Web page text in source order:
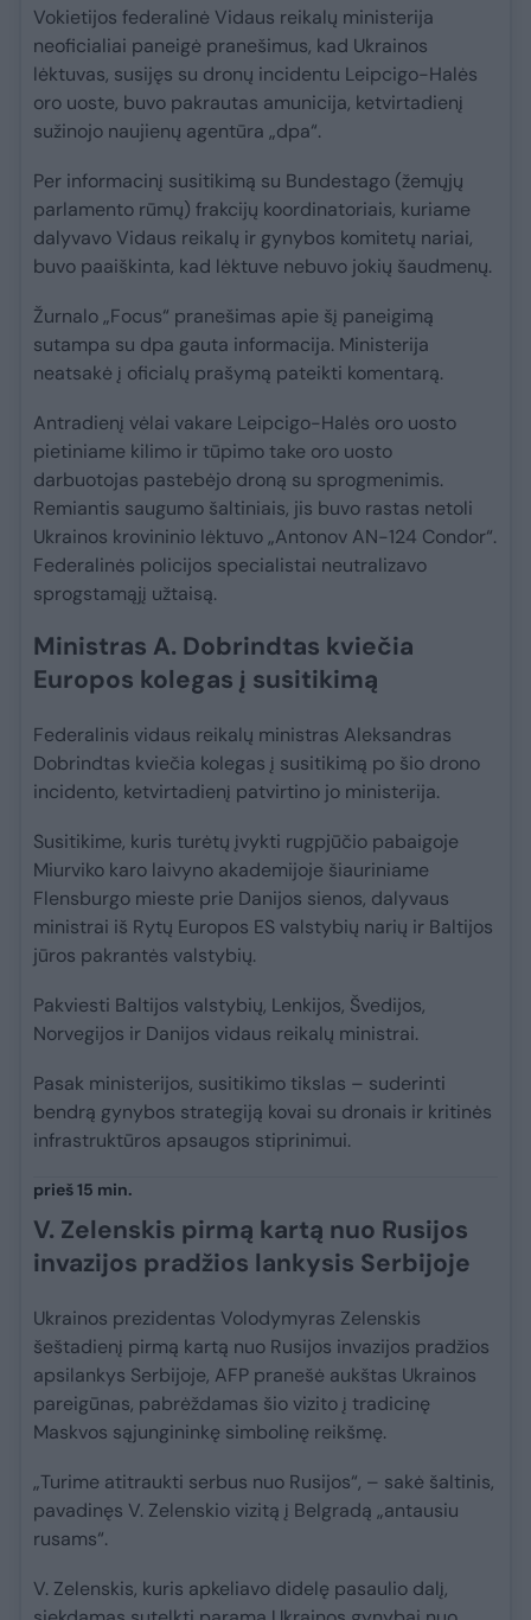
Vokietijos federalinė Vidaus reikalų ministerija
neoficialiai paneigė pranešimus, kad Ukrainos
lėktuvas, susijęs su dronų incidentu Leipcigo-Halės
oro uoste, buvo pakrautas amunicija, ketvirtadienį
sužinojo naujienų agentūra „dpa“.
Per informacinį susitikimą su Bundestago (žemųjų
parlamento rūmų) frakcijų koordinatoriais, kuriame
dalyvavo Vidaus reikalų ir gynybos komitetų nariai,
buvo paaiškinta, kad lėktuve nebuvo jokių šaudmenų.
Žurnalo „Focus“ pranešimas apie šį paneigimą
sutampa su dpa gauta informacija. Ministerija
neatsakė į oficialų prašymą pateikti komentarą.
Antradienį vėlai vakare Leipcigo-Halės oro uosto
pietiniame kilimo ir tūpimo take oro uosto
darbuotojas pastebėjo droną su sprogmenimis.
Remiantis saugumo šaltiniais, jis buvo rastas netoli
Ukrainos krovininio lėktuvo „Antonov AN-124 Condor“.
Federalinės policijos specialistai neutralizavo
sprogstamąjį užtaisą.
Ministras A. Dobrindtas kviečia
Europos kolegas į susitikimą
Federalinis vidaus reikalų ministras Aleksandras
Dobrindtas kviečia kolegas į susitikimą po šio drono
incidento, ketvirtadienį patvirtino jo ministerija.
Susitikime, kuris turėtų įvykti rugpjūčio pabaigoje
Miurviko karo laivyno akademijoje šiauriniame
Flensburgo mieste prie Danijos sienos, dalyvaus
ministrai iš Rytų Europos ES valstybių narių ir Baltijos
jūros pakrantės valstybių.
Pakviesti Baltijos valstybių, Lenkijos, Švedijos,
Norvegijos ir Danijos vidaus reikalų ministrai.
Pasak ministerijos, susitikimo tikslas – suderinti
bendrą gynybos strategiją kovai su dronais ir kritinės
infrastruktūros apsaugos stiprinimui.
prieš 15 min.
V. Zelenskis pirmą kartą nuo Rusijos
invazijos pradžios lankysis Serbijoje
Ukrainos prezidentas Volodymyras Zelenskis
šeštadienį pirmą kartą nuo Rusijos invazijos pradžios
apsilankys Serbijoje, AFP pranešė aukštas Ukrainos
pareigūnas, pabrėždamas šio vizito į tradicinę
Maskvos sąjungininkę simbolinę reikšmę.
„Turime atitraukti serbus nuo Rusijos“, – sakė šaltinis,
pavadinęs V. Zelenskio vizitą į Belgradą „antausiu
rusams“.
V. Zelenskis, kuris apkeliavo didelę pasaulio dalį,